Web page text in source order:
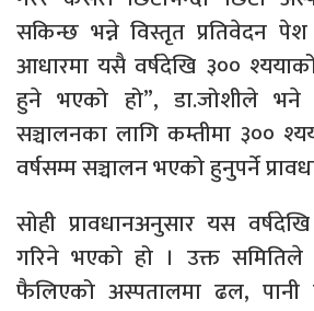
सकिन्छ भन्ने विस्तृत प्रतिवेदन
आधारमा यसै वर्षदेखि ३००
हुने भएको हो”, डा.जोशीले
सञ्चालनका लागि कम्तीमा ३००
वर्षसम्म सञ्चालन भएको हुनुपर्ने
सोही प्रावधानअनुसार यस
गरिने भएको हो । उक्त समितिले
फैलिएको अस्पतालमा ढल,